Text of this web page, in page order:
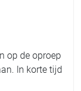
op de oproep
In korte tijd